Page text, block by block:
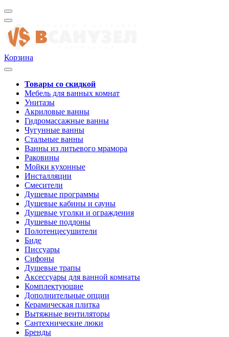
Корзина
Товары со скидкой
Мебель для ванных комнат
Унитазы
Акриловые ванны
Гидромассажные ванны
Чугунные ванны
Стальные ванны
Ванны из литьевого мрамора
Раковины
Мойки кухонные
Инсталляции
Смесители
Душевые программы
Душевые кабины и сауны
Душевые уголки и ограждения
Душевые поддоны
Полотенцесушители
Биде
Писсуары
Сифоны
Душевые трапы
Аксессуары для ванной комнаты
Комплектующие
Дополнительные опции
Керамическая плитка
Вытяжные вентиляторы
Сантехнические люки
Бренды